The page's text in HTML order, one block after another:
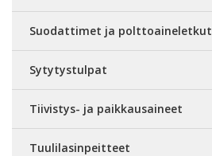
Suodattimet ja polttoaineletkut
Sytytystulpat
Tiivistys- ja paikkausaineet
Tuulilasinpeitteet